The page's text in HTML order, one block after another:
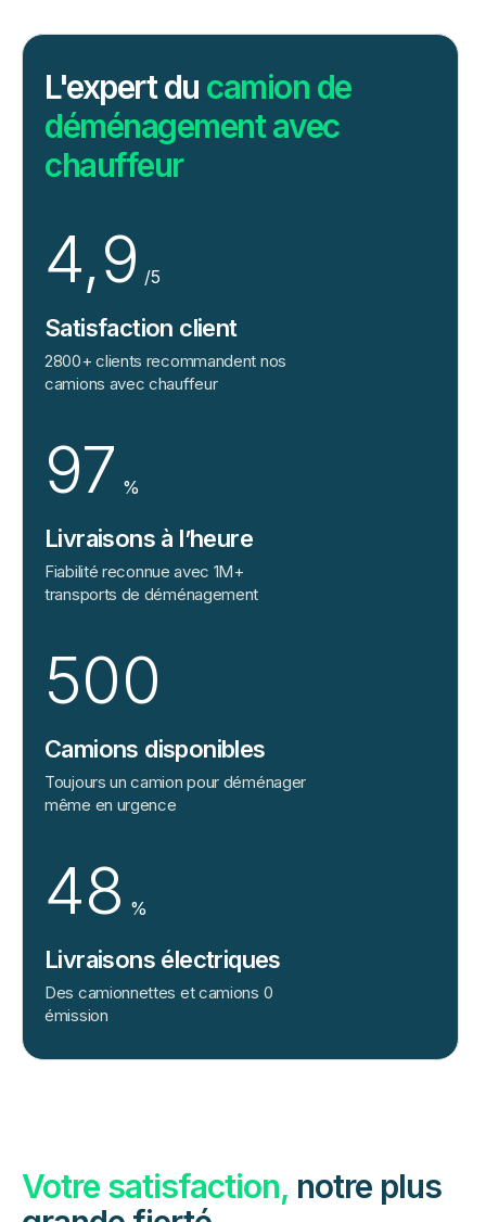
L'expert du camion de
déménagement avec
chauffeur
4,9 /5
Satisfaction client
2800+ clients recommandent nos
camions avec chauffeur
97 %
Livraisons à l’heure
Fiabilité reconnue avec 1M+
transports de déménagement
500
Camions disponibles
Toujours un camion pour déménager
même en urgence
48 %
Livraisons électriques
Des camionnettes et camions 0
émission
Votre satisfaction, notre plus